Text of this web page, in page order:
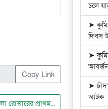
Copy Link
রোভারের প্রাথম...
চলে
➤
দিবস
➤
➤
আটক